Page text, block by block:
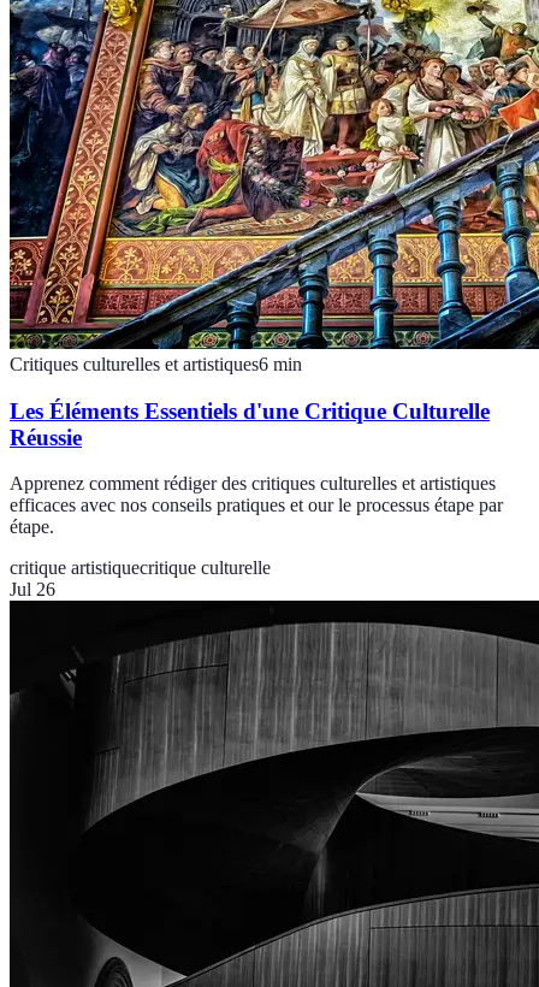
Critiques culturelles et artistiques6 min
Les Éléments Essentiels d'une Critique Culturelle
Réussie
Apprenez comment rédiger des critiques culturelles et artistiques
efficaces avec nos conseils pratiques et our le processus étape par
étape.
critique artistiquecritique culturelle
Jul 26